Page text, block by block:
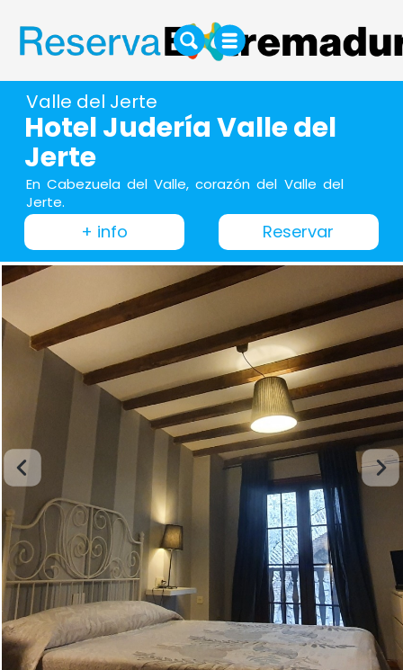
Valle del Jerte
Hotel Judería Valle del
Jerte
En Cabezuela del Valle, corazón del Valle del
Jerte.
+ info Reservar